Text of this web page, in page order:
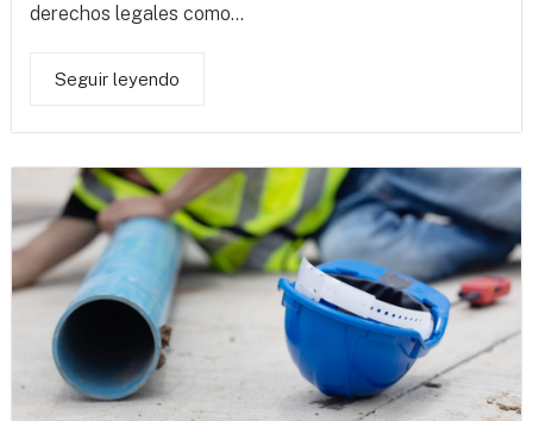
derechos legales como...
Seguir leyendo